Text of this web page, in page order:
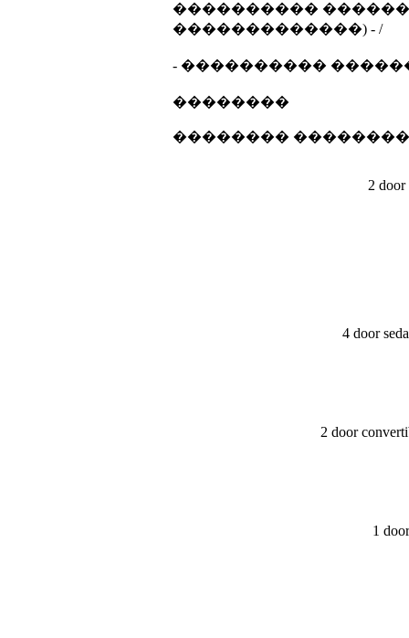
����������
�������������) - /
- ���������� ������
��������
��������
2
4 door
2 door
1